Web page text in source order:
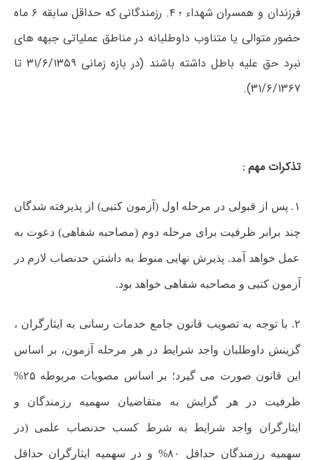
فرزندان و همسران شهداء ؛ ۴. رزمندگانی که حداقل سابقه ۶ ماه
حضور متوالی یا متناوب داوطلبانه در مناطق عملیاتی جبهه های
نبرد حق علیه باطل داشته باشند (در بازه زمانی ۳۱/۶/۱۳۵۹ تا
۳۱/۶/۱۳۶۷).
تذکرات مهم :
۱. پس از قبولی در مرحله اول (آزمون کتبی) از پذیرفته شدگان
چند برابر ظرفیت برای مرحله دوم (مصاحبه شفاهی) دعوت به
عمل خواهد آمد. پذیرش نهایی منوط به داشتن حدنصاب لازم در
آزمون کتبی و مصاحبه شفاهی خواهد بود.
۲. با توجه به تصویب قانون جامع خدمات رسانی به ایثارگران ،
گزینش داوطلبان واجد شرایط در هر مرحله آزمون، بر اساس
این قانون صورت می گیرد؛ بر اساس مصوبات مربوطه ۲۵%
ظرفیت در هر گرایش به متقاضیان سهمیه رزمندگان و
ایثارگران واجد شرایط به شرط کسب حدنصاب علمی (در
سهمیه رزمندگان حداقل ۸۰% و در سهمیه ایثارگران حداقل